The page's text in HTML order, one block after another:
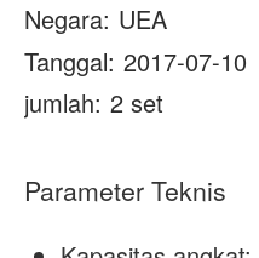
Negara: UEA
Tanggal: 2017-07-10
jumlah: 2 set
Parameter Teknis